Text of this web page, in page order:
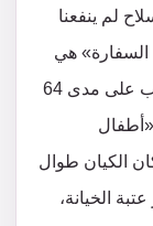
لم ينفعنا
السفارة» هي
التي منعت العدو من احتلال قرية في الجنوب على مدى 64
«أطفال
الكيان طوال
الخيانة،